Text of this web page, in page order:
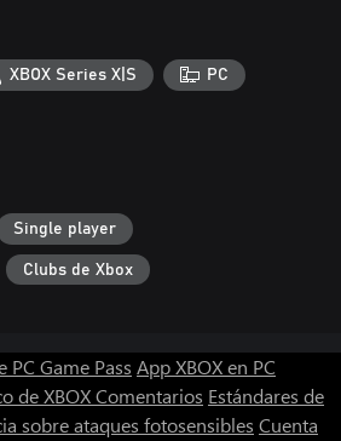
XBOX Series X|S PC
Single player
Clubs de Xbox
PC Game Pass App XBOX en PC
de XBOXComentarios Estándares de
sobre ataques fotosensibles Cuenta